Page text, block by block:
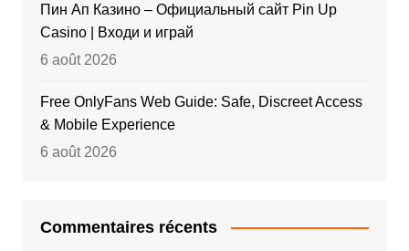
Пин Ап Казино – Официальный сайт Pin Up
Casino | Входи и играй
6 août 2026
Free OnlyFans Web Guide: Safe, Discreet Access
& Mobile Experience
6 août 2026
Commentaires récents